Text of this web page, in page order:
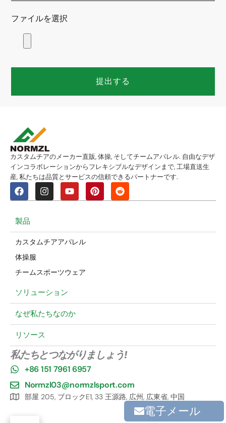
ファイルを選択
提出する
カスタムチアのメーカー直販, 体操, そしてチームアパレル. 自由なデザ
インコラボレーションからフレキシブルなデザインまで, 工場直送生
産, 私たちは品質とサービスの信頼できるパートナーです.
製品
カスタムチアアパレル
体操服
チームスポーツウェア
ソリューション
なぜ私たちなのか
リソース
私たちとつながりましょう!
+86 151 7961 6957
Normzl03@normzlsport.com
部屋 205, ブロックE1, 33 王源路, 広州, 広東省, 中国
電子メール